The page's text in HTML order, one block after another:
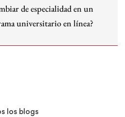
de especialidad en un
universitario en línea?
los blogs